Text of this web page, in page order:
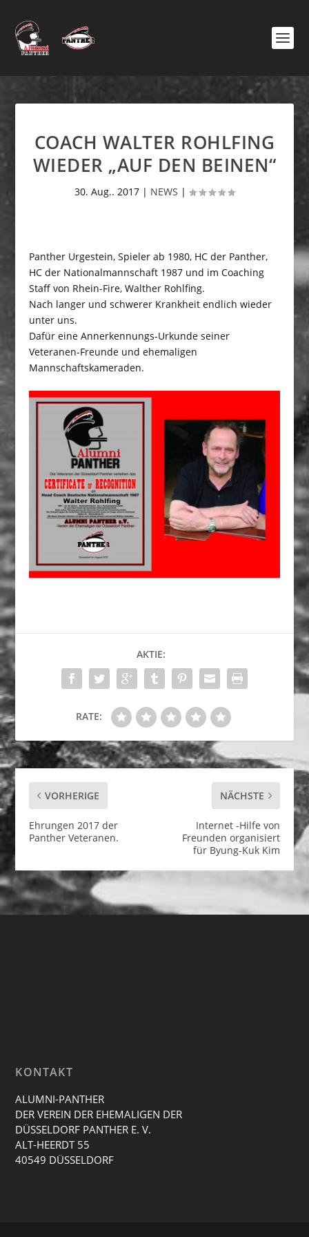
COACH WALTER ROHLFING
WIEDER „AUF DEN BEINEN“
30. Aug.. 2017 | NEWS |
Panther Urgestein, Spieler ab 1980, HC der Panther,
HC der Nationalmannschaft 1987 und im Coaching
Staff von Rhein-Fire, Walther Rohlfing.
Nach langer und schwerer Krankheit endlich wieder
unter uns.
Dafür eine Annerkennungs-Urkunde seiner
Veteranen-Freunde und ehemaligen
Mannschaftskameraden.
AKTIE:
RATE:
VORHERIGE
Ehrungen 2017 der
Panther Veteranen.
NÄCHSTE
Internet -Hilfe von
Freunden organisiert
für Byung-Kuk Kim
KONTAKT
ALUMNI-PANTHER
DER VEREIN DER EHEMALIGEN DER
DÜSSELDORF PANTHER E. V.
ALT-HEERDT 55
40549 DÜSSELDORF